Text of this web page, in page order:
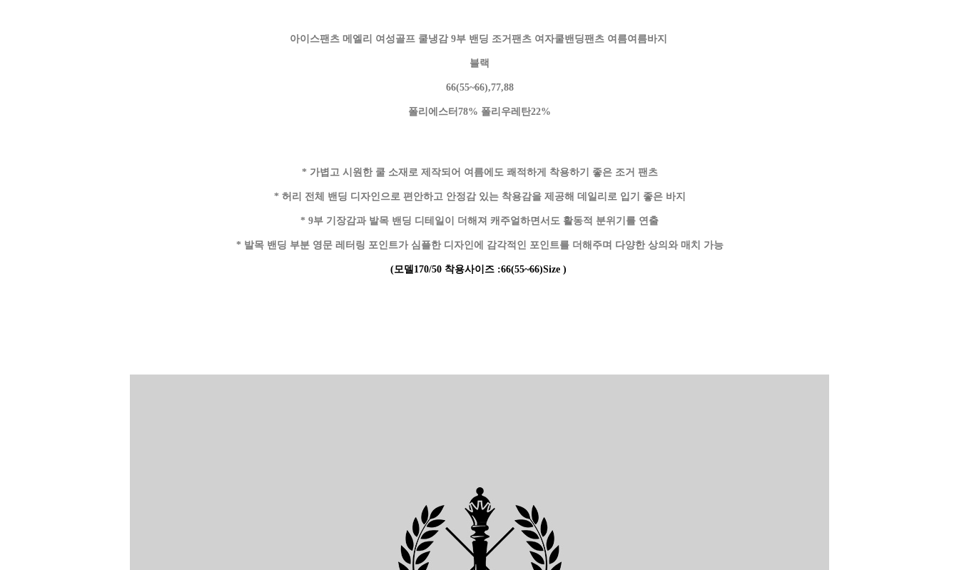
아이스팬츠 메엘리 여성골프 쿨냉감 9부 밴딩 조거팬츠 여자쿨밴딩팬츠 여름여름바지
블랙
66(55~66),77,88
폴리에스터78% 폴리우레탄22%
* 가볍고 시원한 쿨 소재로 제작되어 여름에도 쾌적하게 착용하기 좋은 조거 팬츠
* 허리 전체 밴딩 디자인으로 편안하고 안정감 있는 착용감을 제공해 데일리로 입기 좋은 바지
* 9부 기장감과 발목 밴딩 디테일이 더해져 캐주얼하면서도 활동적 분위기를 연출
* 발목 밴딩 부분 영문 레터링 포인트가 심플한 디자인에 감각적인 포인트를 더해주며 다양한 상의와 매치 가능
(모델170/50 착용사이즈 :66(55~66)Size )